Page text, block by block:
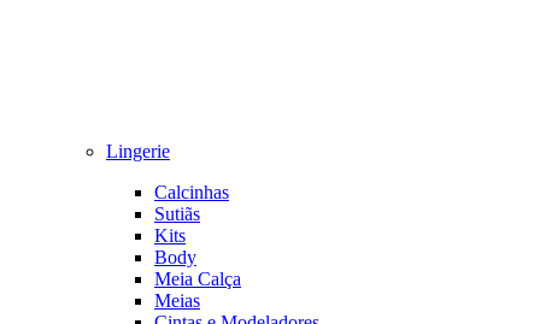
Lingerie
Calcinhas
Sutiãs
Kits
Body
Meia Calça
Meias